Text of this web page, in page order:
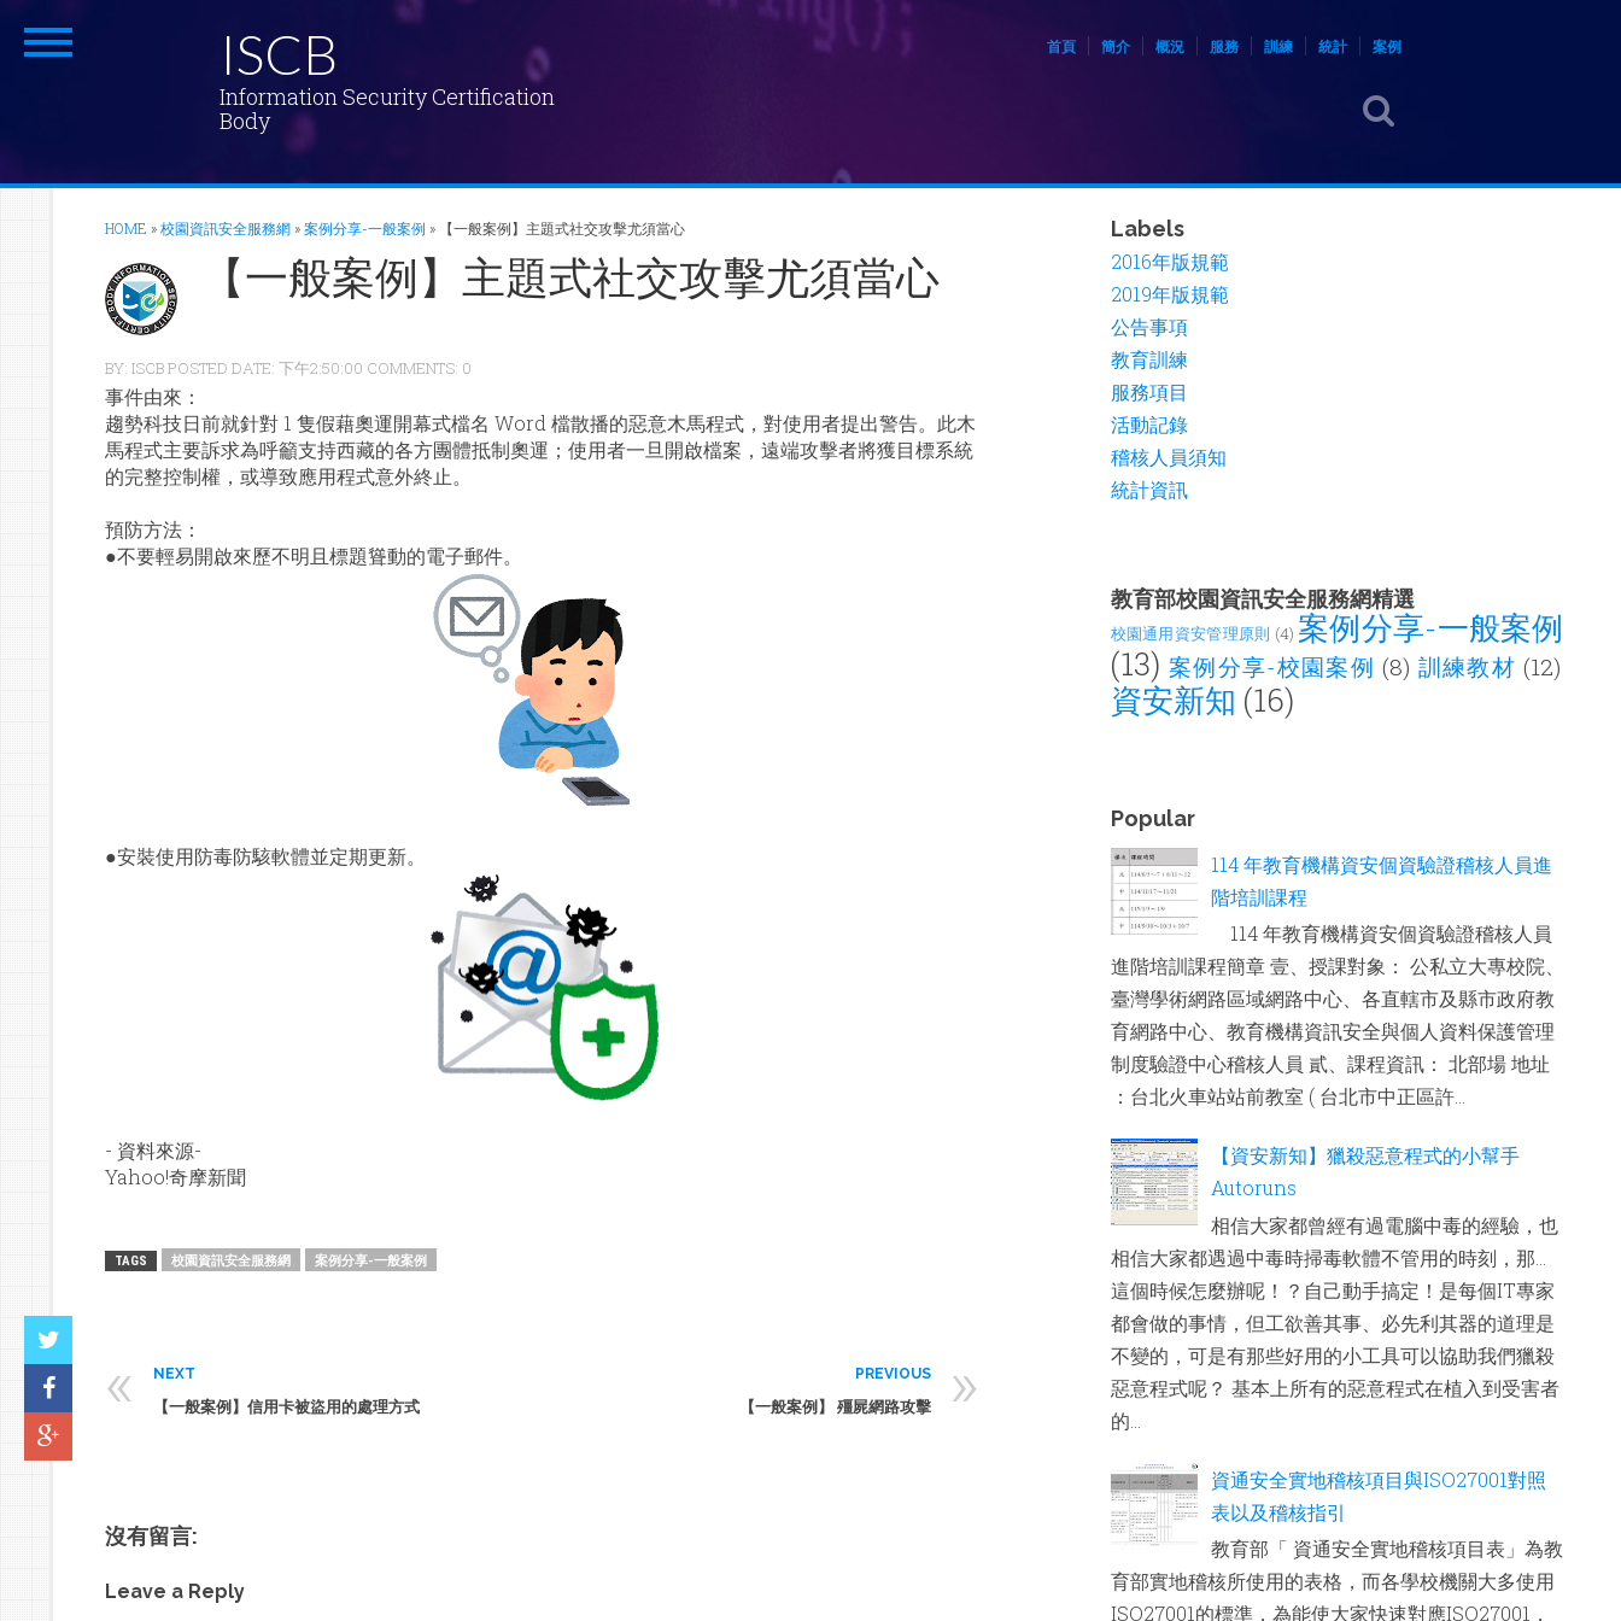
ISCB
Information Security Certification
Body
首頁 簡介 概況 服務 訓練 統計 案例
HOME »校園資訊安全服務網 »案例分享-一般案例 » 【一般案例】主題式社交攻擊尤須當心
【一般案例】主題式社交攻擊尤須當心
BY: ISCB POSTED DATE: 下午2:50:00 COMMENTS: 0
事件由來：
趨勢科技日前就針對 1 隻假藉奧運開幕式檔名 Word 檔散播的惡意木馬程式，對使用者提出警告。此木
馬程式主要訴求為呼籲支持西藏的各方團體抵制奧運；使用者一旦開啟檔案，遠端攻擊者將獲目標系統
的完整控制權，或導致應用程式意外終止。
預防方法：
●不要輕易開啟來歷不明且標題聳動的電子郵件。
●安裝使用防毒防駭軟體並定期更新。
- 資料來源-
Yahoo!奇摩新聞
TAGS 校園資訊安全服務網 案例分享-一般案例
« NEXT
【一般案例】信用卡被盜用的處理方式 »
PREVIOUS
【一般案例】 殭屍網路攻擊
沒有留言:
Leave a Reply
Labels
2016年版規範
2019年版規範
公告事項
教育訓練
服務項目
活動記錄
稽核人員須知
統計資訊
教育部校園資訊安全服務網精選
校園通用資安管理原則 (4) 案例分享-一般案例
(13) 案例分享-校園案例 (8) 訓練教材 (12)
資安新知 (16)
Popular
114 年教育機構資安個資驗證稽核人員進
階培訓課程
114 年教育機構資安個資驗證稽核人員
進階培訓課程簡章 壹、授課對象： 公私立大專校院、
臺灣學術網路區域網路中心、各直轄市及縣市政府教
育網路中心、教育機構資訊安全與個人資料保護管理
制度驗證中心稽核人員 貳、課程資訊： 北部場 地址
：台北火車站站前教室 ( 台北市中正區許...
【資安新知】獵殺惡意程式的小幫手
Autoruns
相信大家都曾經有過電腦中毒的經驗，也
相信大家都遇過中毒時掃毒軟體不管用的時刻，那...
這個時候怎麼辦呢！？自己動手搞定！是每個IT專家
都會做的事情，但工欲善其事、必先利其器的道理是
不變的，可是有那些好用的小工具可以協助我們獵殺
惡意程式呢？ 基本上所有的惡意程式在植入到受害者
的...
資通安全實地稽核項目與ISO27001對照
表以及稽核指引
教育部「 資通安全實地稽核項目表」為教
育部實地稽核所使用的表格，而各學校機關大多使用
ISO27001的標準，為能使大家快速對應ISO27001，